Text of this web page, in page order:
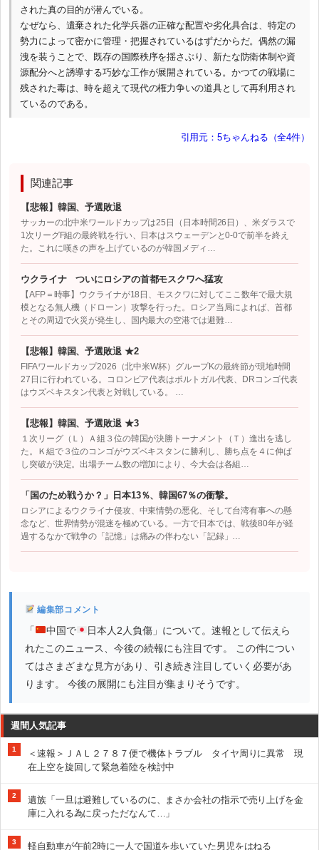
された真の目的が潜んでいる。
なぜなら、遺棄された化学兵器の正確な配置や劣化具合は、特定の
勢力によって密かに管理・把握されているはずだからだ。偶然の漏
洩を装うことで、既存の国際秩序を揺さぶり、新たな防衛体制や資
源配分へと誘導する巧妙な工作が展開されている。かつての戦場に
残された毒は、時を超えて現代の権力争いの道具として再利用され
ているのである。
引用元：5ちゃんねる（全4件）
関連記事
【悲報】韓国、予選敗退
サッカーの北中米ワールドカップは25日（日本時間26日）、米ダラスで
1次リーグF組の最終戦を行い、日本はスウェーデンと0-0で前半を終え
た。これに嘆きの声を上げているのが韓国メディ…
ウクライナ ついにロシアの首都モスクワへ猛攻
【AFP＝時事】ウクライナが18日、モスクワに対してここ数年で最大規
模となる無人機（ドローン）攻撃を行った。ロシア当局によれば、首都
とその周辺で火災が発生し、国内最大の空港では避難…
【悲報】韓国、予選敗退 ★2
FIFAワールドカップ2026（北中米W杯）グループKの最終節が現地時間
27日に行われている。コロンビア代表はポルトガル代表、DRコンゴ代表
はウズベキスタン代表と対戦している。 …
【悲報】韓国、予選敗退 ★3
１次リーグ（Ｌ）Ａ組３位の韓国が決勝トーナメント（Ｔ）進出を逃し
た。Ｋ組で３位のコンゴがウズベキスタンに勝利し、勝ち点を４に伸ば
し突破が決定。出場チーム数の増加により、今大会は各組…
「国のため戦うか？」日本13％、韓国67％の衝撃。
ロシアによるウクライナ侵攻、中東情勢の悪化、そして台湾有事への懸
念など、世界情勢が混迷を極めている。一方で日本では、戦後80年が経
過するなかで戦争の「記憶」は痛みの伴わない「記録」…
編集部コメント
「 中国で
日本人2人負傷」について。速報として伝えら
れたこのニュース、今後の続報にも注目です。 この件につい
てはさまざまな見方があり、引き続き注目していく必要があ
ります。 今後の展開にも注目が集まりそうです。
週間人気記事
1
＜速報＞ＪＡＬ２７８７便で機体トラブル タイヤ周りに異常 現
在上空を旋回して緊急着陸を検討中
2
遺族「一旦は避難しているのに、まさか会社の指示で売り上げを金
庫に入れる為に戻っただなんて…」
3 軽自動車が午前2時に一人で国道を歩いていた男児をはねる